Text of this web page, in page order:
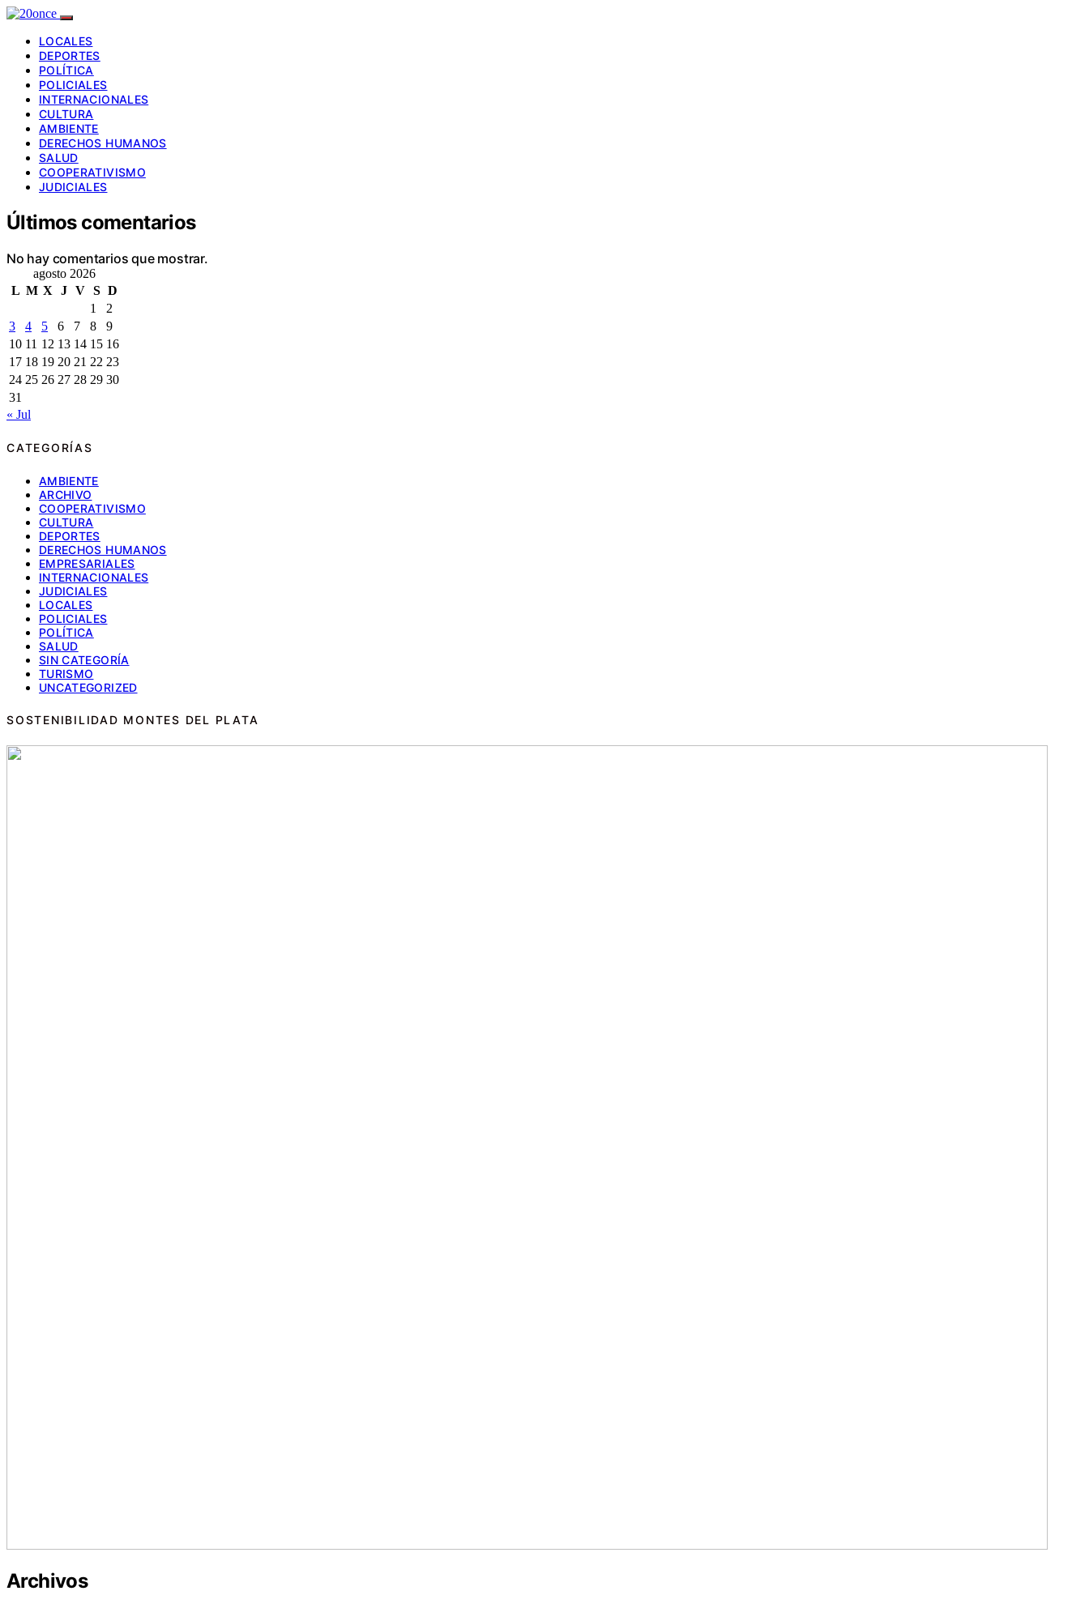
LOCALES
DEPORTES
POLÍTICA
POLICIALES
INTERNACIONALES
CULTURA
AMBIENTE
DERECHOS HUMANOS
SALUD
COOPERATIVISMO
JUDICIALES
Últimos comentarios
No hay comentarios que mostrar.
agosto 2026
L M X J V S D
1
2
3
4 5 6 7 8
9
10 11 12 13 14 15 16
17 18 19 20 21 22 23
24 25 26 27 28 29 30
31
« Jul
CATEGORÍAS
AMBIENTE
ARCHIVO
COOPERATIVISMO
CULTURA
DEPORTES
DERECHOS HUMANOS
EMPRESARIALES
INTERNACIONALES
JUDICIALES
LOCALES
POLICIALES
POLÍTICA
SALUD
SIN CATEGORÍA
TURISMO
UNCATEGORIZED
SOSTENIBILIDAD MONTES DEL PLATA
Archivos